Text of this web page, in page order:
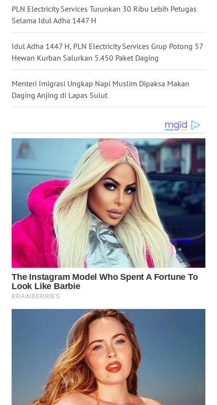
PLN Electricity Services Turunkan 30 Ribu Lebih Petugas
Selama Idul Adha 1447 H
Idul Adha 1447 H, PLN Electricity Services Grup Potong 57
Hewan Kurban Salurkan 5.450 Paket Daging
Menteri Imigrasi Ungkap Napi Muslim Dipaksa Makan
Daging Anjing di Lapas Sulut
WN
KALTARA
WN
WN
SULSEL
GORONTALO
WN
SULUT
WN
MALUKU
WN
MALUT
WN
NIAS